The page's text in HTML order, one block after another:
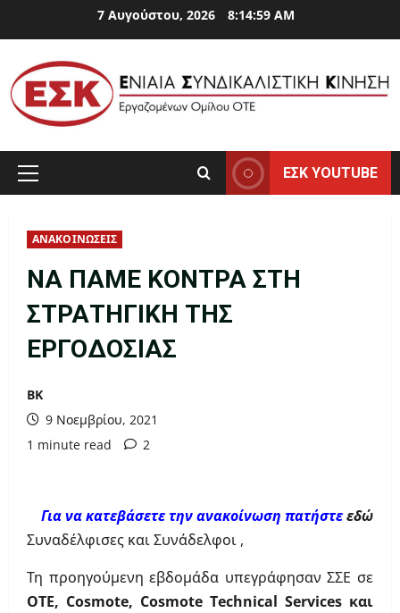
to
content
7 Αυγούστου, 2026 8:14:59 AM
Primary
ΕΣΚ YOUTUBE
ΑΝΑΚΟΙΝΩΣΕΙΣ
ΝΑ ΠΑΜΕ ΚΟΝΤΡΑ ΣΤΗ
ΣΤΡΑΤΗΓΙΚΗ ΤΗΣ
ΕΡΓΟΔΟΣΙΑΣ
ΒΚ
9 Νοεμβρίου, 2021
1 minute read
2
Για να κατεβάσετε την ανακοίνωση πατήστεεδώ
Συναδέλφισες και Συνάδελφοι ,
Τη προηγούμενη εβδομάδα υπεγράφησαν ΣΣΕ σε
ΟΤΕ, Cosmote, Cosmote Technical Services και